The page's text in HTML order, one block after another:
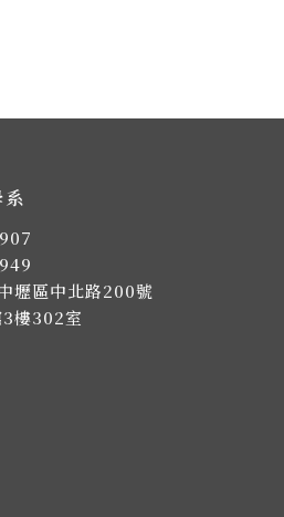
壢區中北路200號
3樓302室